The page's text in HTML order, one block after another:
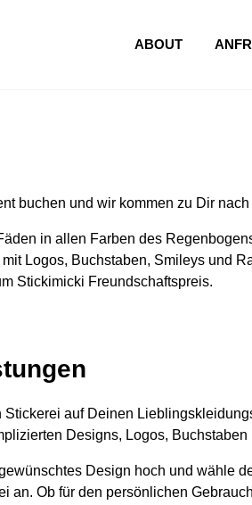
ABOUT
buchen und wir kommen zu Dir
in allen Farben des
Logos, Buchstaben, Smileys und
Stickimicki Freundschaftspreis.
auf Deinen
Designs, Logos,
Design hoch und wähle
Ob für den persönlichen